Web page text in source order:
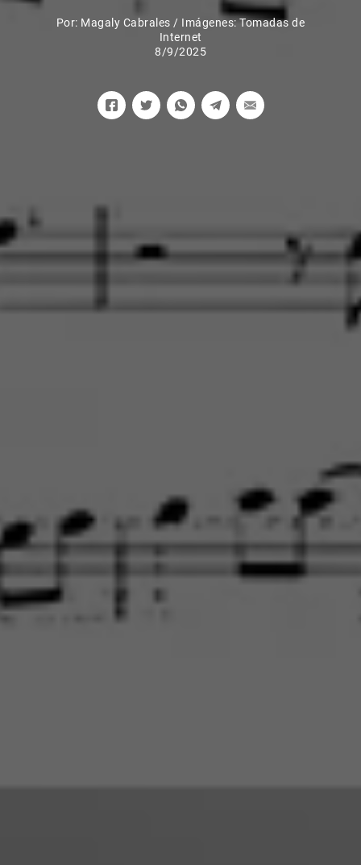
Por: Magaly Cabrales / Imágenes: Tomadas de
Internet
8/9/2025